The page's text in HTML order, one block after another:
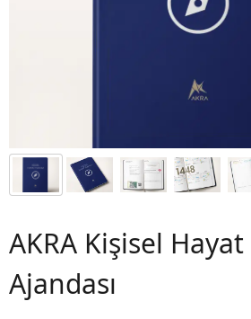
AKRA Kişisel Hayat
Ajandası